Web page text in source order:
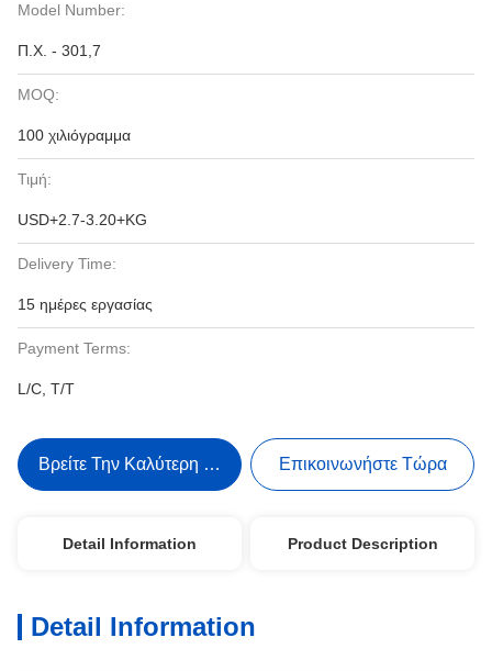
Model Number:
Π.Χ. - 301,7
MOQ:
100 χιλιόγραμμα
Τιμή:
USD+2.7-3.20+KG
Delivery Time:
15 ημέρες εργασίας
Payment Terms:
L/C, T/T
Βρείτε Την Καλύτερη Τιμή Επικοινωνήστε Τώρα
Detail Information Product Description
Detail Information